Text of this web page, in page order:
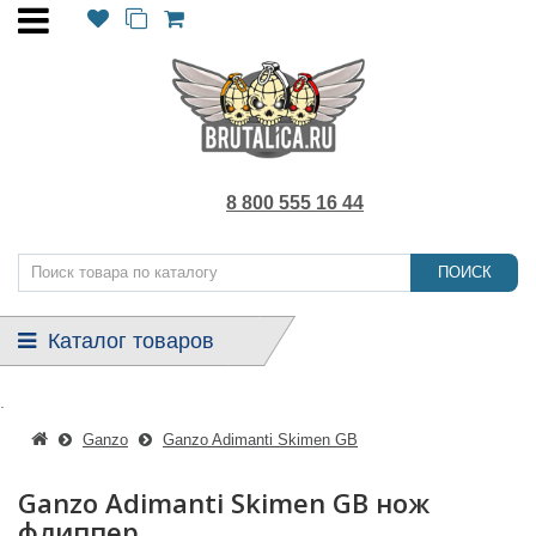
8 800 555 16 44
ПОИСК
Каталог товаров
Ganzo Ganzo Adimanti Skimen GB
Ganzo Adimanti Skimen GB нож